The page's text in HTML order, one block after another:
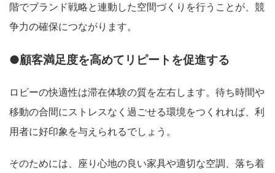
階でブランド戦略と連動した空間づくりを行うことが、競
争力の確保につながります。
●顧客満足度を高めてリピートを促進する
ロビーの快適性は滞在体験の質を左右します。待ち時間や
移動の合間にストレスなく過ごせる環境をつくれれば、利
用者に好印象を与えられるでしょう。
そのためには、座り心地の良い家具や適切な空調、落ち着